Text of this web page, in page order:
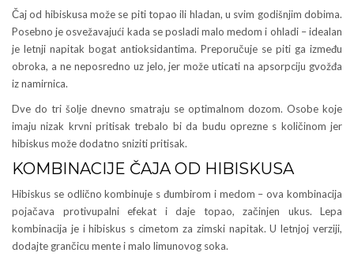
Čaj od hibiskusa može se piti topao ili hladan, u svim godišnjim dobima.
Posebno je osvežavajući kada se posladi malo medom i ohladi – idealan
je letnji napitak bogat antioksidantima. Preporučuje se piti ga između
obroka, a ne neposredno uz jelo, jer može uticati na apsorpciju gvožđa
iz namirnica.
Dve do tri šolje dnevno smatraju se optimalnom dozom. Osobe koje
imaju nizak krvni pritisak trebalo bi da budu oprezne s količinom jer
hibiskus može dodatno sniziti pritisak.
KOMBINACIJE ČAJA OD HIBISKUSA
Hibiskus se odlično kombinuje s đumbirom i medom – ova kombinacija
pojačava protivupalni efekat i daje topao, začinjen ukus. Lepa
kombinacija je i hibiskus s cimetom za zimski napitak. U letnjoj verziji,
dodajte grančicu mente i malo limunovog soka.